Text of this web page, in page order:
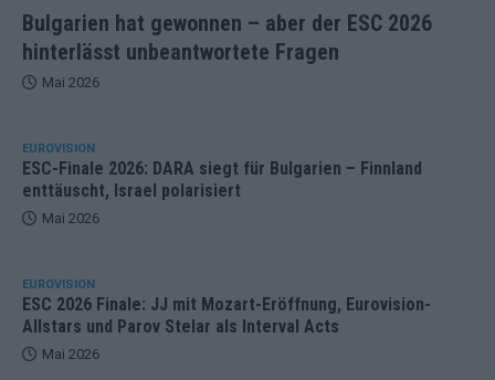
Bulgarien hat gewonnen – aber der ESC 2026
hinterlässt unbeantwortete Fragen
Mai 2026
EUROVISION
ESC-Finale 2026: DARA siegt für Bulgarien – Finnland
enttäuscht, Israel polarisiert
Mai 2026
EUROVISION
ESC 2026 Finale: JJ mit Mozart-Eröffnung, Eurovision-
Allstars und Parov Stelar als Interval Acts
Mai 2026